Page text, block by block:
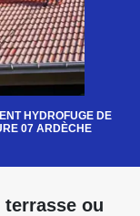
HYDROFUGE DE
07 ARDÈCHE
ou